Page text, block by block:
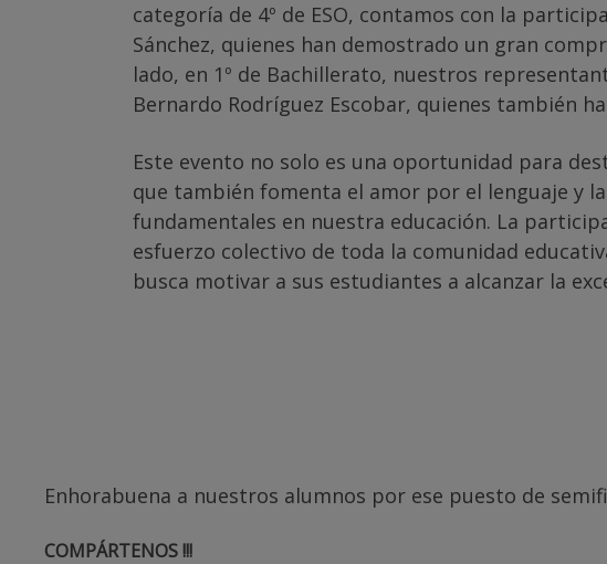
categoría de 4º de ESO, contamos con la
Sánchez, quienes han demostrado un gran
lado, en 1º de Bachillerato, nuestros
Bernardo Rodríguez Escobar, quienes también
Este evento no solo es una oportunidad para
que también fomenta el amor por el lenguaje y
fundamentales en nuestra educación. La
esfuerzo colectivo de toda la comunidad
busca motivar a sus estudiantes a alcanzar la
Enhorabuena a nuestros alumnos por ese puesto de
COMPÁRTENOS !!!